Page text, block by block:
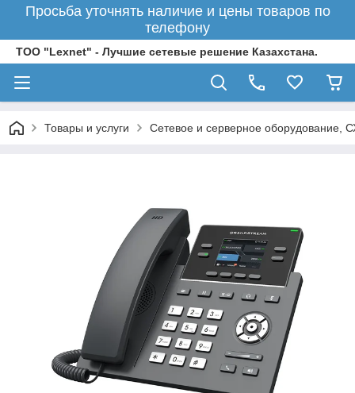
Просьба уточнять наличие и цены товаров по
телефону
ТОО "Lexnet" - Лучшие сетевые решение Казахстана.
Товары и услуги Сетевое и серверное оборудование,